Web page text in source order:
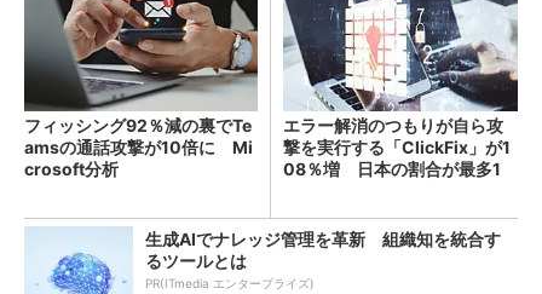
フィッシング92％減の裏でTe
amsの通話攻撃が10倍に Mi
crosoft分析
エラー解消のつもりが自ら攻
撃を実行する「ClickFix」が1
08％増 日本の割合が最多1
生成AIでナレッジ管理を革新 組織知を統合す
るツールとは
PR(ITmedia エンタープライズ)